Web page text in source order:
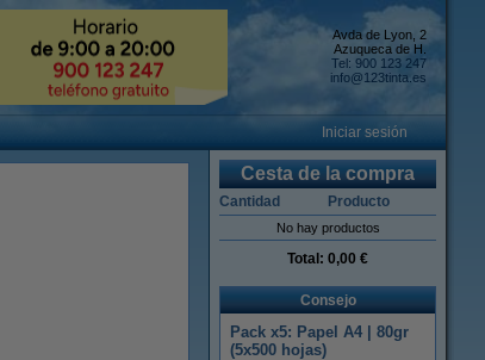
Avda de Lyon, 2
Azuqueca de H.
Tel: 900 123 247
info@123tinta.es
Iniciar sesión
Cesta de la compra
Cantidad Producto
No hay productos
Total: 0,00 €
Consejo
Pack x5: Papel A4 | 80gr
(5x500 hojas)